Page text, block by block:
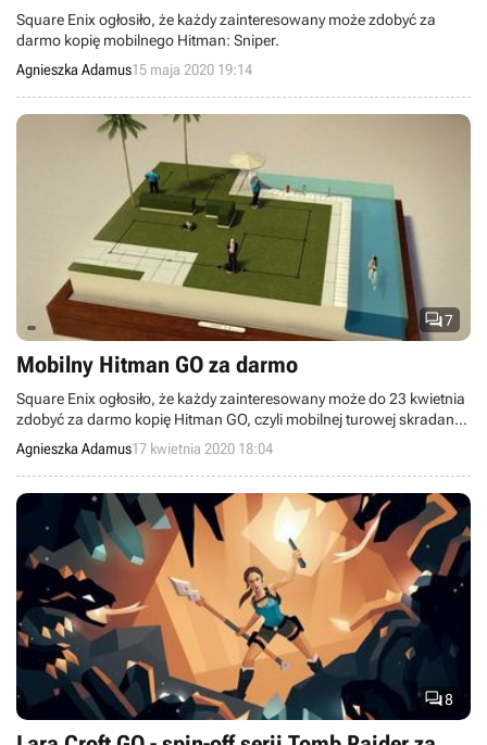
Square Enix ogłosiło, że każdy zainteresowany może zdobyć za
darmo kopię mobilnego Hitman: Sniper.
Agnieszka Adamus15 maja 2020 19:14
7
Mobilny Hitman GO za darmo
Square Enix ogłosiło, że każdy zainteresowany może do 23 kwietnia
zdobyć za darmo kopię Hitman GO, czyli mobilnej turowej skradanki,
będącej spin-offem serii gier o losach Agenta 47.
Agnieszka Adamus17 kwietnia 2020 18:04
8